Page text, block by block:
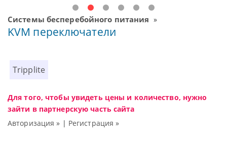
Системы бесперебойного питания »
KVM переключатели
Tripplite
Для того, чтобы увидеть цены и количество, нужно
зайти в партнерскую часть сайта
Авторизация » | Регистрация »